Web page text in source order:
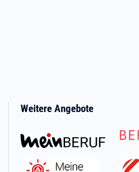
Weitere Angebote